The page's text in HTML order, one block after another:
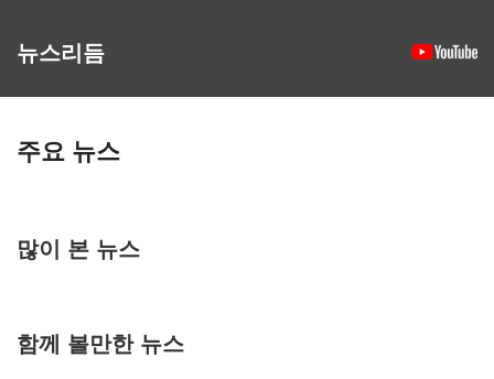
뉴스리듬
주요 뉴스
많이 본 뉴스
함께 볼만한 뉴스